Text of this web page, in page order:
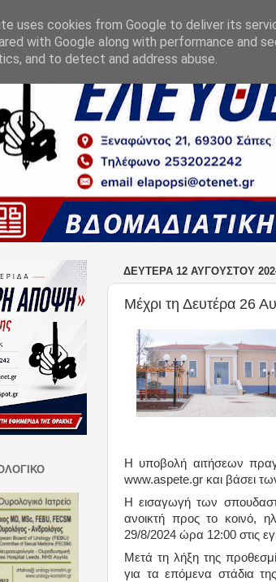
ΔΕΥΤΈΡΑ 12 ΑΥΓΟΎΣΤΟΥ
Μέχρι τη Δευτέρα 26
Η υποβολή αιτήσεων
www.aspete.gr και βάσει
Η εισαγωγή των
ανοικτή προς το κοινό,
29/8/2024 ώρα 12:00 στις
Μετά τη λήξη της
για τα επόμενα στάδια
uses cookies from Google to deliver its
with Google along with performance and
and to detect and address abuse.